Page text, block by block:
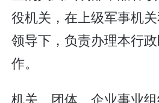
役机关，在上级军事机
领导下，负责办理本行
作。
机关、团体、企业事业